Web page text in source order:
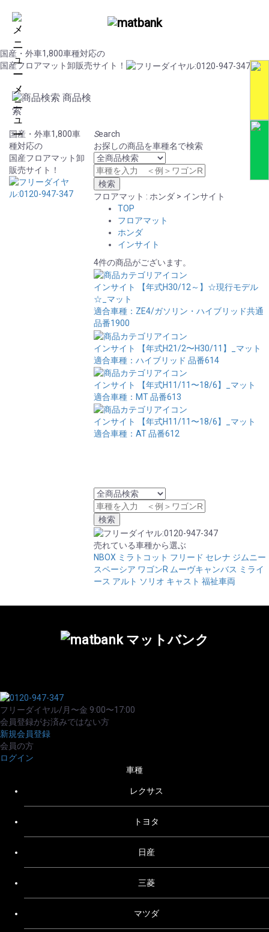
国産・外車1,800車種対応の
国産フロアマット卸販売サイト！
商品検
索
メ
ニ
ュ
ー
国産・外車1,800車
種対応の
国産フロアマット卸
販売サイト！
Search
お探しの商品を車種名で検索
フロアマット : ホンダ > インサイト
TOP
フロアマット
ホンダ
インサイト
4件の商品がございます。
インサイト 【年式H30/12～】☆現行モデル
☆_マット
適合車種：ZE4/ガソリン・ハイブリッド共通
品番1900
インサイト 【年式H21/2〜H30/11】_マット
適合車種：ハイブリッド 品番614
インサイト 【年式H11/11〜18/6】_マット
適合車種：MT 品番613
インサイト 【年式H11/11〜18/6】_マット
適合車種：AT 品番612
売れている車種から選ぶ
NBOX ミラトコット フリード セレナ ジムニー
スペーシア ワゴンR ムーヴキャンバス ミライ
ース アルト ソリオ キャスト 福祉車両
フリーダイヤル/月〜金 9:00〜17:00
会員登録がお済みではない方
新規会員登録
会員の方
ログイン
車種
レクサス
トヨタ
日産
三菱
マツダ